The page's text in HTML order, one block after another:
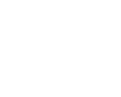
までの間に
きたわけです
作戦って時間
ねえかこれな